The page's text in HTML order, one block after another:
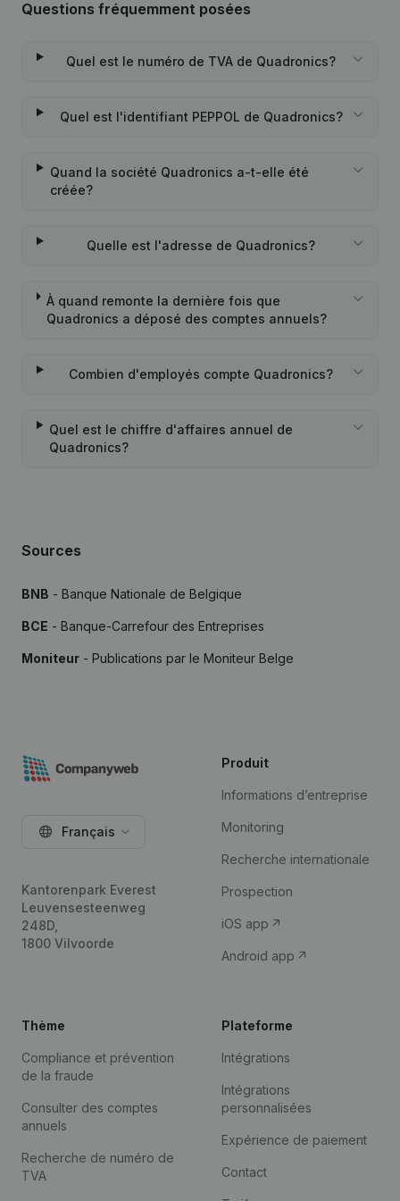
Questions fréquemment posées
Quel est le numéro de TVA de Quadronics?
Quel est l'identifiant PEPPOL de Quadronics?
Quand la société Quadronics a-t-elle été
créée?
Quelle est l'adresse de Quadronics?
À quand remonte la dernière fois que
Quadronics a déposé des comptes annuels?
Combien d'employés compte Quadronics?
Quel est le chiffre d'affaires annuel de
Quadronics?
Sources
BNB - Banque Nationale de Belgique
BCE - Banque-Carrefour des Entreprises
Moniteur - Publications par le Moniteur Belge
Français
Kantorenpark Everest
Leuvensesteenweg
248D,
1800 Vilvoorde
Produit
Informations d’entreprise
Monitoring
Recherche internationale
Prospection
iOS app
Android app
Thème
Compliance et prévention
de la fraude
Consulter des comptes
annuels
Recherche de numéro de
TVA
Plateforme
Intégrations
Intégrations
personnalisées
Expérience de paiement
Contact